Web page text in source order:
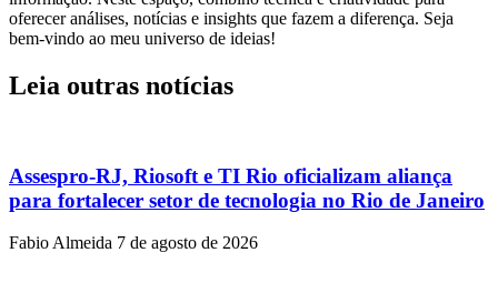
oferecer análises, notícias e insights que fazem a diferença. Seja
bem-vindo ao meu universo de ideias!
Leia outras notícias
Assespro-RJ, Riosoft e TI Rio oficializam aliança
para fortalecer setor de tecnologia no Rio de Janeiro
Fabio Almeida 7 de agosto de 2026